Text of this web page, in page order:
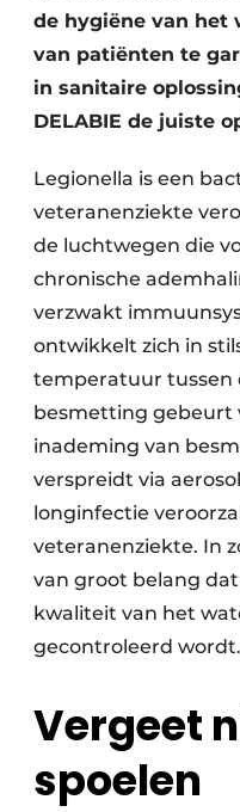
de hygiëne van het
van patiënten te
in sanitaire
DELABIE de juiste
Legionella is een
veteranenziekte
de luchtwegen die
chronische
verzwakt
ontwikkelt zich in
temperatuur tussen
besmetting gebeurt
inademing van
verspreidt via
longinfectie
veteranenziekte. In
van groot belang
kwaliteit van het
gecontroleerd wordt.
Vergeet
spoelen